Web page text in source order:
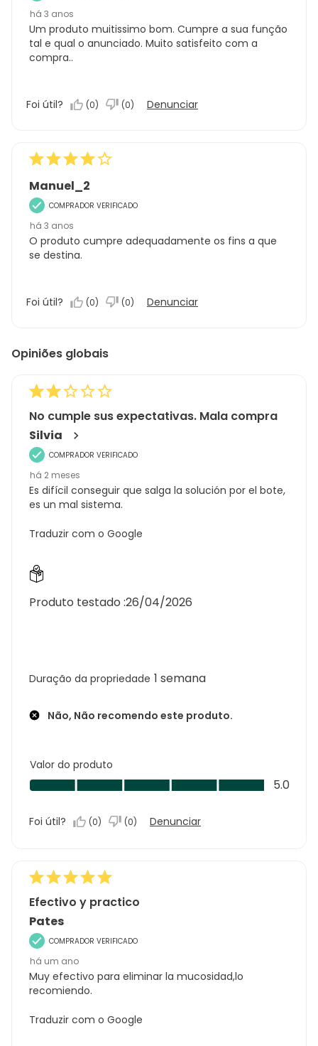
há 3 anos
Um produto muitissimo bom. Cumpre a sua função
tal e qual o anunciado. Muito satisfeito com a
compra..
Foi útil? (0) (0) Denunciar
Manuel_2
COMPRADOR VERIFICADO
há 3 anos
O produto cumpre adequadamente os fins a que
se destina.
Foi útil? (0) (0) Denunciar
Opiniões globais
No cumple sus expectativas. Mala compra
Silvia
COMPRADOR VERIFICADO
há 2 meses
Es difícil conseguir que salga la solución por el bote,
es un mal sistema.
Traduzir com o Google
Duração da propriedade 1 semana
Não, Não recomendo este produto.
Produto testado :26/04/2026
Valor do produto
Valor
do
5.0
5.0
Foi útil? (0) (0) Denunciar
Efectivo y practico
Pates
COMPRADOR VERIFICADO
há um ano
Muy efectivo para eliminar la mucosidad,lo
recomiendo.
Traduzir com o Google